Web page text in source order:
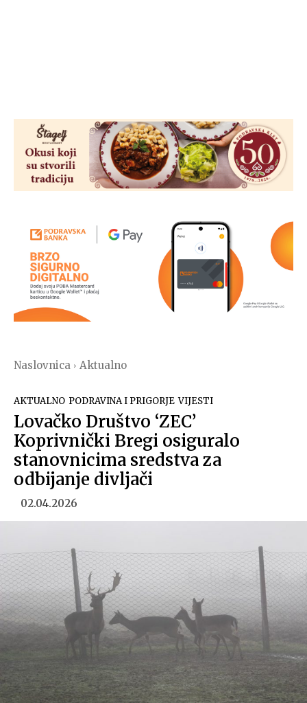
Naslovnica Aktualno
AKTUALNO PODRAVINA I PRIGORJE VIJESTI
Lovačko Društvo ‘ZEC’
Koprivnički Bregi osiguralo
stanovnicima sredstva za
odbijanje divljači
02.04.2026